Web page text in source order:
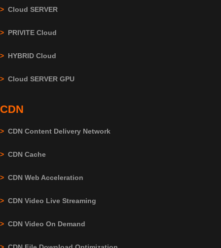
> Cloud SERVER
> PRIVITE Cloud
> HYBRID Cloud
> Cloud SERVER GPU
CDN
> CDN Content Delivery Network
> CDN Cache
> CDN Web Acceleration
> CDN Video Live Streaming
> CDN Video On Demand